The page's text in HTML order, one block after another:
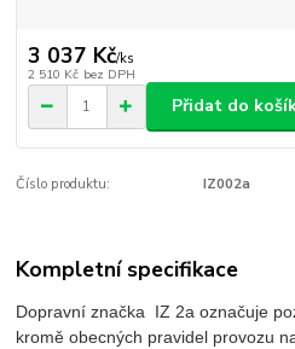
3 037 Kč/ks
2 510 Kč bez DPH
Přidat do
Číslo produktu: IZ002a
Kompletní specifikace
Dopravní značka IZ 2a označuje
kromě obecných pravidel provozu